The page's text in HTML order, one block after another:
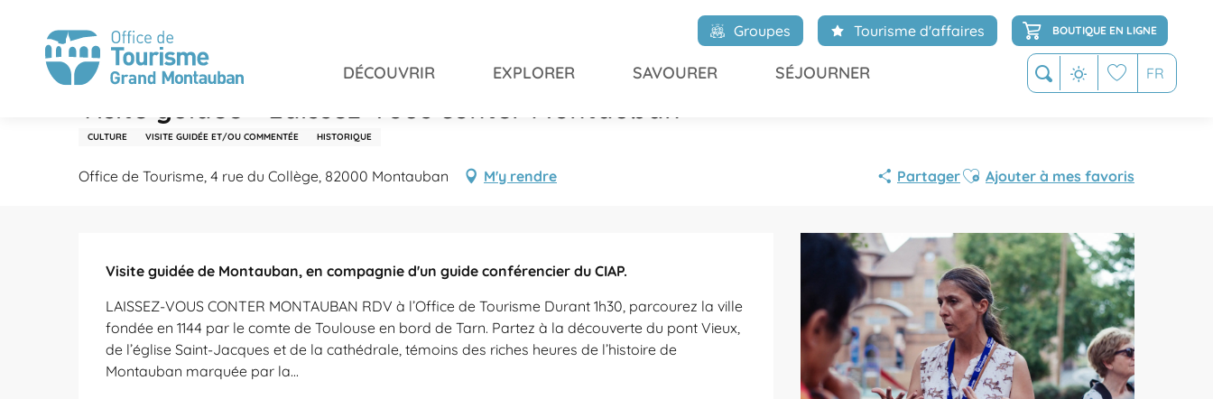
contenu
principal
Recherche FR
Groupes Tourisme d'affaires BOUTIQUE EN LIGNE
DÉCOUVRIR EXPLORER SAVOURER SÉJOURNER
Samedi 24 octobre à 14:30 / Samedi 31 octobre à 14:30 / ...
Visite guidée - Laissez-vous conter Montauban
CULTURE VISITE GUIDÉE ET/OU COMMENTÉE HISTORIQUE
Office de Tourisme, 4 rue du Collège, 82000 Montauban M'y rendre PartagerAjouter aux favoris
Ajouter à mes favoris
Visite guidée de Montauban, en compagnie d'un guide conférencier du CIAP.
LAISSEZ-VOUS CONTER MONTAUBAN RDV à l’Office de Tourisme Durant 1h30, parcourez la ville
fondée en 1144 par le comte de Toulouse en bord de Tarn. Partez à la découverte du pont Vieux,
de l’église Saint-Jacques et de la cathédrale, témoins des riches heures de l’histoire de
Montauban marquée par la...